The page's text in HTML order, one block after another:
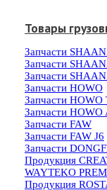
Товары
Запчасти
Запчасти
Запчасти
Запчасти HOWO
Запчасти HOWO
Запчасти HOWO
Запчасти FAW
Запчасти FAW J6
Запчасти
Продукция
WAYTEKO
Продукция